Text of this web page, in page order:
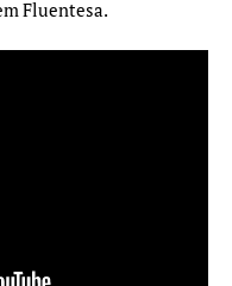
Fluentesa.